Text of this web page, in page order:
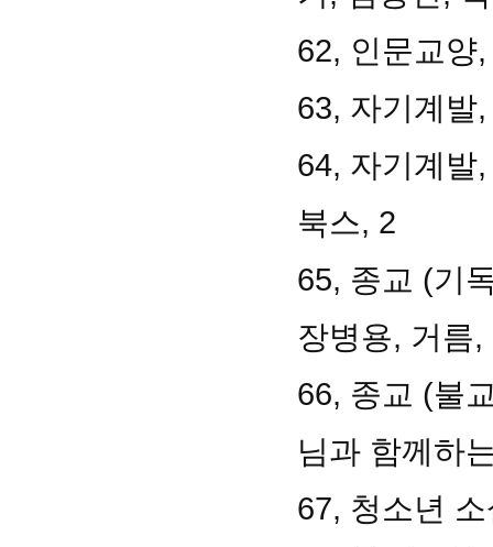
62, 인문교양
63, 자기계발
64, 자기계발
북스, 2
65, 종교 (기
장병용, 거름,
66, 종교 (불
님과 함께하
67, 청소년